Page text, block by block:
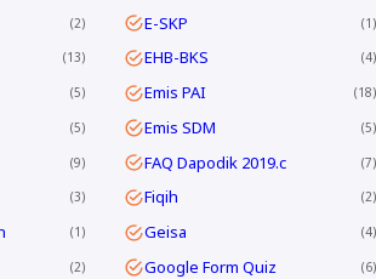
2 E-SKP 1
13 EHB-BKS 4
5 Emis PAI 18
5 Emis SDM 5
9 FAQ Dapodik 2019.c 7
3 Fiqih 2
1 Geisa 4
2 Google Form Quiz 6